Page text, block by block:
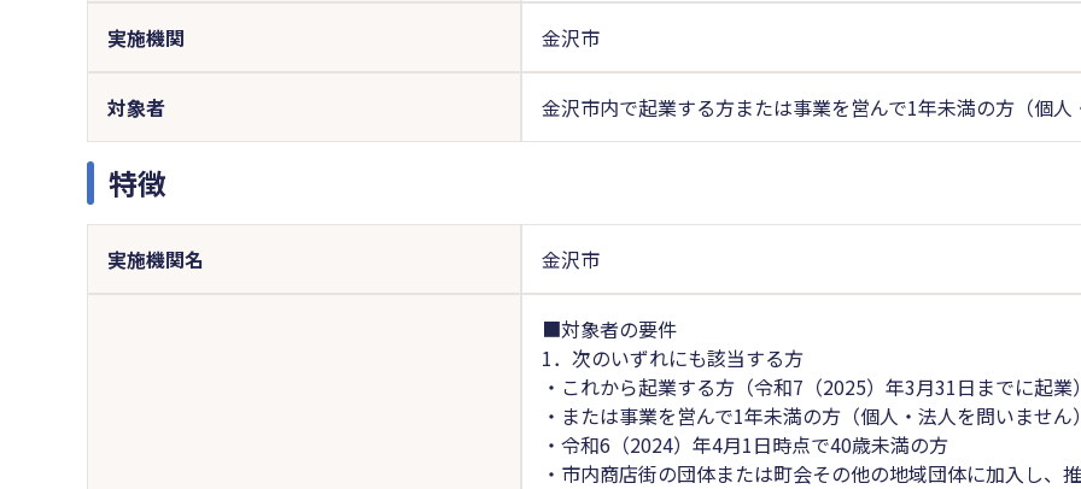
実施機関 金沢市
対象者 金沢市内で起業する方または事業を営んで1年未満の方（個人
特徴
実施機関名 金沢市
■対象者の要件
1．次のいずれにも該当する方
・これから起業する方（令和7（2025）年3月31日までに起業
・または事業を営んで1年未満の方（個人・法人を問いません
・令和6（2024）年4月1日時点で40歳未満の方
・市内商店街の団体または町会その他の地域団体に加入し、